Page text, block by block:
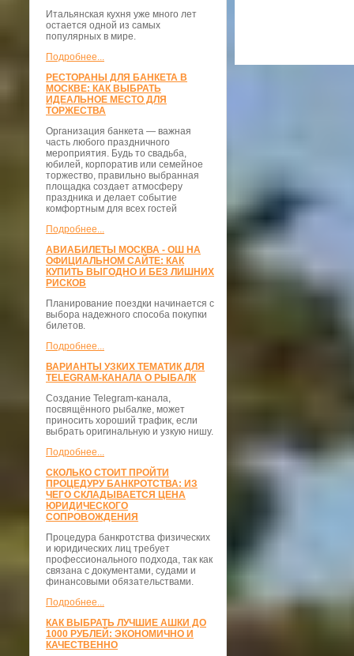
Итальянская кухня уже много лет
остается одной из самых
популярных в мире.
Подробнее...
РЕСТОРАНЫ ДЛЯ БАНКЕТА В
МОСКВЕ: КАК ВЫБРАТЬ
ИДЕАЛЬНОЕ МЕСТО ДЛЯ
ТОРЖЕСТВА
Организация банкета — важная
часть любого праздничного
мероприятия. Будь то свадьба,
юбилей, корпоратив или семейное
торжество, правильно выбранная
площадка создает атмосферу
праздника и делает событие
комфортным для всех гостей
Подробнее...
АВИАБИЛЕТЫ МОСКВА - ОШ НА
ОФИЦИАЛЬНОМ САЙТЕ: КАК
КУПИТЬ ВЫГОДНО И БЕЗ ЛИШНИХ
РИСКОВ
Планирование поездки начинается с
выбора надежного способа покупки
билетов.
Подробнее...
ВАРИАНТЫ УЗКИХ ТЕМАТИК ДЛЯ
TELEGRAM-КАНАЛА О РЫБАЛК
Создание Telegram-канала,
посвящённого рыбалке, может
приносить хороший трафик, если
выбрать оригинальную и узкую нишу.
Подробнее...
СКОЛЬКО СТОИТ ПРОЙТИ
ПРОЦЕДУРУ БАНКРОТСТВА: ИЗ
ЧЕГО СКЛАДЫВАЕТСЯ ЦЕНА
ЮРИДИЧЕСКОГО
СОПРОВОЖДЕНИЯ
Процедура банкротства физических
и юридических лиц требует
профессионального подхода, так как
связана с документами, судами и
финансовыми обязательствами.
Подробнее...
КАК ВЫБРАТЬ ЛУЧШИЕ АШКИ ДО
1000 РУБЛЕЙ: ЭКОНОМИЧНО И
КАЧЕСТВЕННО